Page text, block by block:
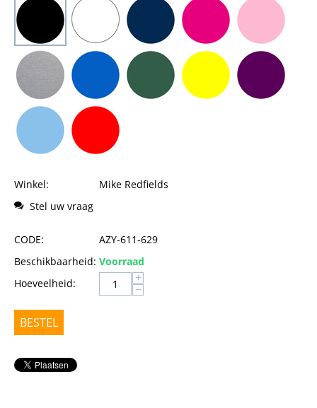
Winkel:
Mike Redfields
Stel uw vraag
CODE:
AZY-611-629
Beschikbaarheid: Voorraad
Hoeveelheid:
+
−
BESTEL